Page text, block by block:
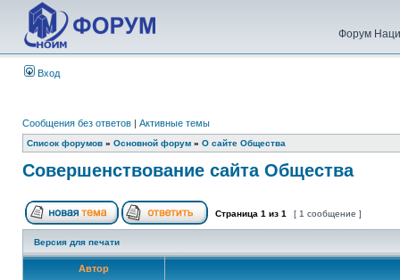
Форум
Вход
Сообщения без ответов | Активные темы
Список форумов » Основной форум » О сайте Общества
Совершенствование сайта Общества
Страница 1 из 1 [ 1 сообщение ]
Версия для печати
Автор